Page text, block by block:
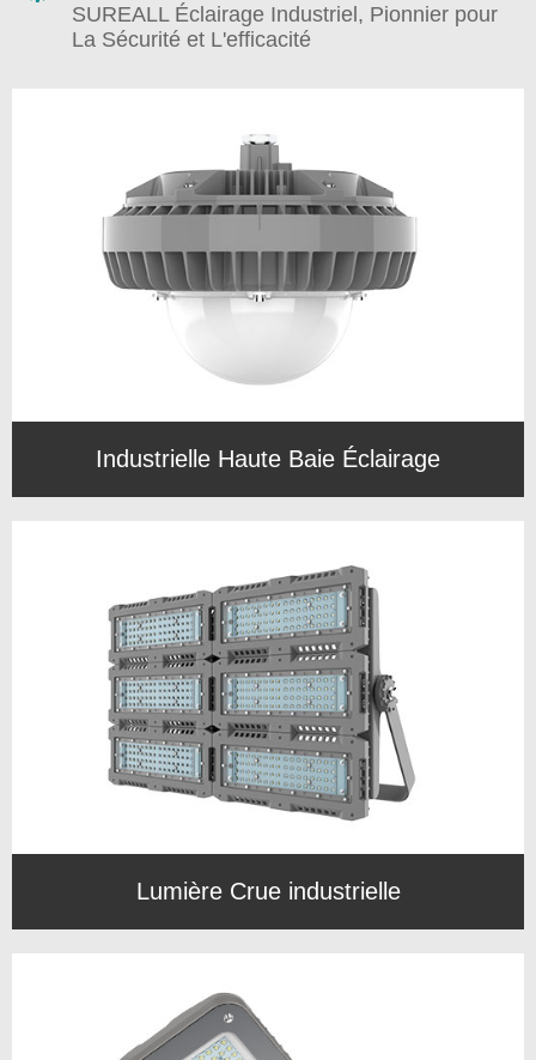
SUREALL Éclairage Industriel, Pionnier pour
La Sécurité et L'efficacité
Industrielle Haute Baie Éclairage
Lumière Crue industrielle